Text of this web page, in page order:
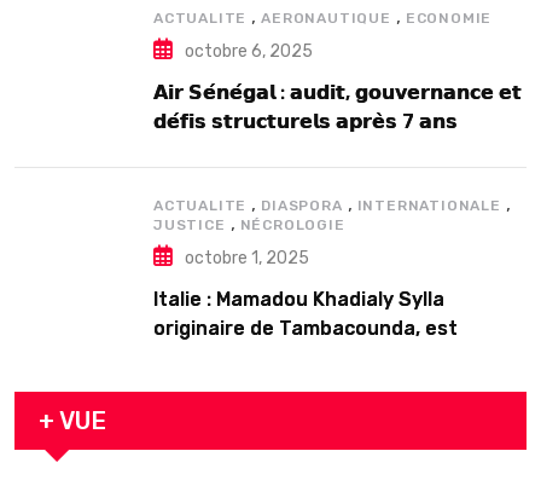
ACTUALITE ,AERONAUTIQUE , ECONOMIE
octobre 6, 2025
𝗔𝗶𝗿 𝗦𝗲́𝗻𝗲́𝗴𝗮𝗹 : 𝗮𝘂𝗱𝗶𝘁, 𝗴𝗼𝘂𝘃𝗲𝗿𝗻𝗮𝗻𝗰𝗲 𝗲𝘁
𝗱𝗲́𝗳𝗶𝘀 𝘀𝘁𝗿𝘂𝗰𝘁𝘂𝗿𝗲𝗹𝘀 𝗮𝗽𝗿𝗲̀𝘀 7 𝗮𝗻𝘀
ACTUALITE , DIASPORA , INTERNATIONALE ,
JUSTICE , NÉCROLOGIE
octobre 1, 2025
Italie : Mamadou Khadialy Sylla
originaire de Tambacounda, est
arrestation
+ VUE